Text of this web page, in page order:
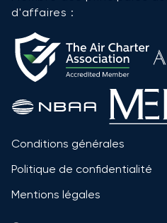
d'affaires :
Conditions générales
Politique de confidentialité
Mentions légales